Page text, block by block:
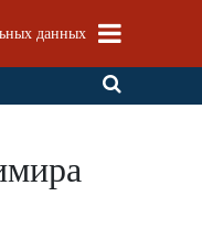
данных